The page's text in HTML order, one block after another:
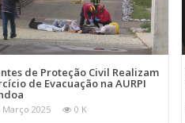
de Proteção Civil Realizam
de Evacuação na AURPI
Março 2025 0 K